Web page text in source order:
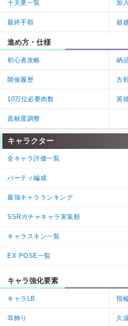
十天衆一覧 加
最終手順 超
進め方・仕様
初心者攻略 納
開催履歴 古
10万位必要肉数 英
貢献度調整
キャラクター
全キャラ評価一覧
パーティ編成
最強キャラランキング
SSRガチャキャラ実装順
キャラスキン一覧
EX POSE一覧
キャラ強化要素
キャラLB 指
耳飾り 久